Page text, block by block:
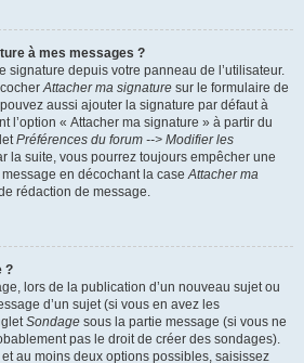
à mes messages ?
signature depuis votre panneau de l’utilisateur.
cocherAttacher ma signature sur le formulaire de
aussi ajouter la signature par défaut à
l’option « Attacher ma signature » à partir du
Préférences du forum --> Modifier les
la suite, vous pourrez toujours empêcher une
en décochant la caseAttacher ma
rédaction de message.
?
lors de la publication d’un nouveau sujet ou
d’un sujet (si vous en avez les
Sondage sous la partie message (si vous ne
pas le droit de créer des sondages).
au moins deux options possibles, saisissez